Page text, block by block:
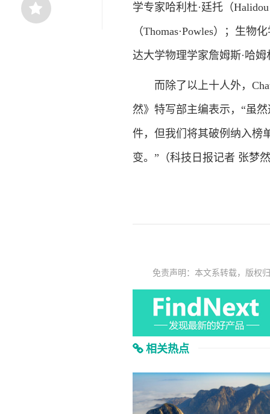
学专家哈利杜·廷托（
（Thomas·Powles）；生物
达大学物理学家詹姆斯·哈姆
而除了以上十人外，
然》特写部主编表示，“虽
件，但我们将其破例纳入榜
变。”（科技日报记者 张梦
免责声明：本文系转载，版权
相关热点